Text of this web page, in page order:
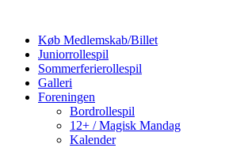
Køb Medlemskab/Billet
Juniorrollespil
Sommerferierollespil
Galleri
Foreningen
Bordrollespil
12+ / Magisk Mandag
Kalender